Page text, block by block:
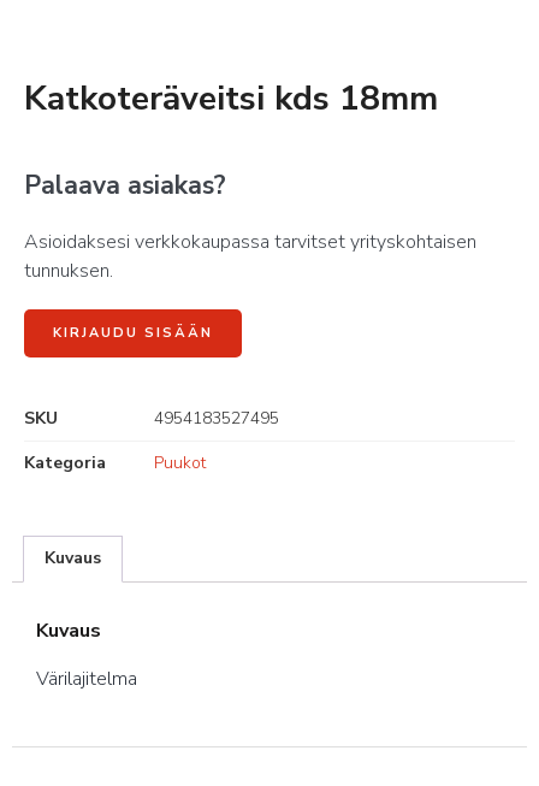
Katkoteräveitsi kds 18mm
Palaava asiakas?
Asioidaksesi verkkokaupassa tarvitset yrityskohtaisen
tunnuksen.
KIRJAUDU SISÄÄN
SKU
4954183527495
Kategoria
Puukot
Kuvaus
Kuvaus
Värilajitelma